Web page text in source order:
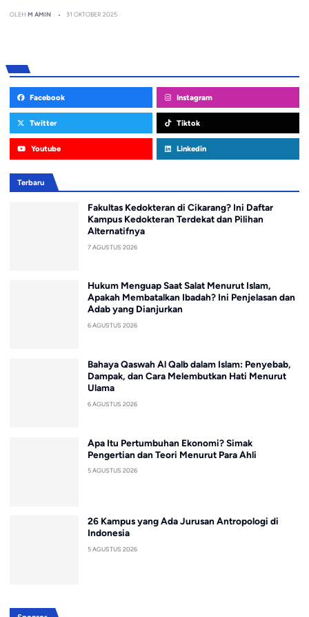
OLEH M AMIN 31 OKTOBER 2025
Facebook Instagram
Twitter Tiktok
Youtube Linkedin
Terbaru
Fakultas Kedokteran di Cikarang? Ini Daftar
Kampus Kedokteran Terdekat dan Pilihan
Alternatifnya
7 AGUSTUS 2026
Hukum Menguap Saat Salat Menurut Islam,
Apakah Membatalkan Ibadah? Ini Penjelasan dan
Adab yang Dianjurkan
6 AGUSTUS 2026
Bahaya Qaswah Al Qalb dalam Islam: Penyebab,
Dampak, dan Cara Melembutkan Hati Menurut
Ulama
6 AGUSTUS 2026
Apa Itu Pertumbuhan Ekonomi? Simak
Pengertian dan Teori Menurut Para Ahli
5 AGUSTUS 2026
26 Kampus yang Ada Jurusan Antropologi di
Indonesia
5 AGUSTUS 2026